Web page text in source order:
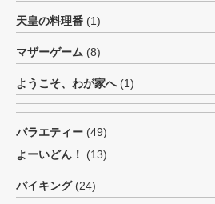
天皇の料理番 (1)
マザーゲーム (8)
ようこそ、わが家へ (1)
バラエティー (49)
よーいどん！
(13)
バイキング(24)